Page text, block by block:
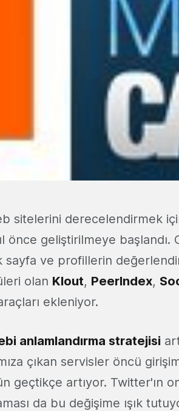
sitelerini derecelendirmek
önce geliştirilmeye
sayfa ve profillerin
olan Klout, PeerIndex,
ekleniyor.
anlamlandırma stratejisi
çıkan servisler öncü
geçtikçe artıyor. Twitter'ın
da bu değişime ışık